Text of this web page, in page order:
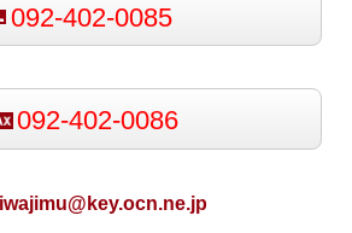
092-402-0085
092-402-0086
iwajimu@key.ocn.ne.jp